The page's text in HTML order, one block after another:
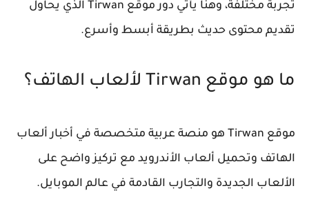
تجربة مختلفة، وهنا يأتي دور موقع Tirwan الذي يحاول
تقديم محتوى حديث بطريقة أبسط وأسرع.
ما هو موقع Tirwan لألعاب الهاتف؟
موقع Tirwan هو منصة عربية متخصصة في أخبار ألعاب
الهاتف وتحميل ألعاب الأندرويد مع تركيز واضح على
الألعاب الجديدة والتجارب القادمة في عالم الموبايل.